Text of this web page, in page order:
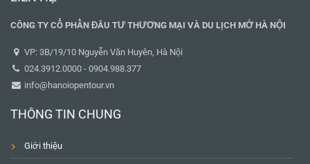
CÔNG TY CỔ PHẦN ĐÂU TƯ THƯƠNG MẠI VÀ DU LỊCH MỞ HÀ NỘI
VP: 3B/19/10 Nguyễn Văn Huyên, Hà Nội
024.3912.0000 - 0904.988.377
info@hanoiopentour.vn
THÔNG TIN CHUNG
Giới thiệu